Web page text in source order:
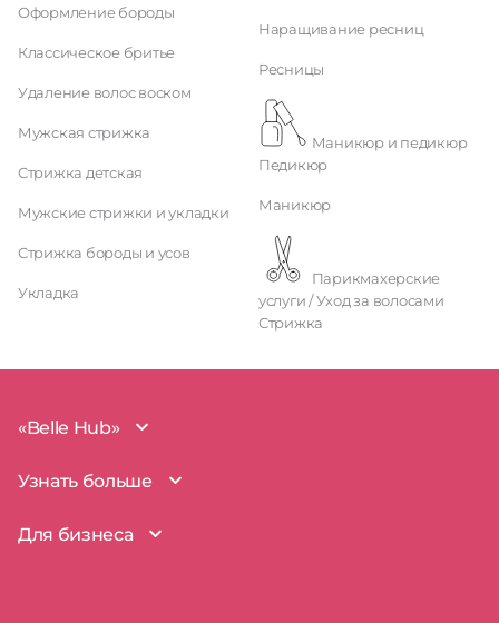
Оформление бороды
Классическое бритье
Удаление волос воском
Мужская стрижка
Стрижка детская
Мужские стрижки и укладки
Стрижка бороды и усов
Укладка
Наращивание ресниц
Ресницы
Маникюр и педикюр
Педикюр
Маникюр
услуги / Уход за волосами
Стрижка
«Belle Hub»
О проекте
Наша команда
Узнать больше
BelleHub для вас
Для бизнеса